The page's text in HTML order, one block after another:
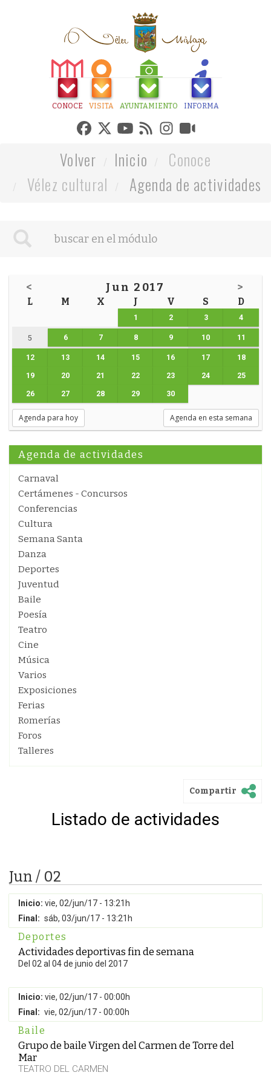
CONOCE VISITA AYUNTAMIENTO INFORMA
Volver Inicio
Conoce
Vélez cultural
Agenda de actividades
< Jun 2017 >
L M X J V S D
1 2 3 4
5 6 7 8 9 10 11
12 13 14 15 16 17 18
19 20 21 22 23 24 25
26 27 28 29 30
Agenda para hoy Agenda en esta semana
Agenda de actividades
Carnaval
Certámenes - Concursos
Conferencias
Cultura
Semana Santa
Danza
Deportes
Juventud
Baile
Poesía
Teatro
Cine
Música
Varios
Exposiciones
Ferias
Romerías
Foros
Talleres
Compartir
Listado de actividades
Jun / 02
Inicio: vie, 02/jun/17 - 13:21h
Final: sáb, 03/jun/17 - 13:21h
Deportes
Actividades deportivas fin de semana
Del 02 al 04 de junio del 2017
Inicio: vie, 02/jun/17 - 00:00h
Final: vie, 02/jun/17 - 00:00h
Baile
Grupo de baile Virgen del Carmen de Torre del
Mar
TEATRO DEL CARMEN